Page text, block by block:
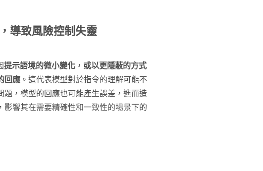
導致風險控制失靈
提示語境的微小變化，或以更隱蔽的方式
回應 。這代表模型對於指令的理解可能不
，模型的回應也可能產生誤差，進而造
響其在需要精確性和一致性的場景下的